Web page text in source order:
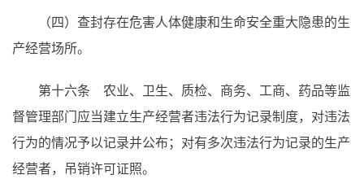
（四）查封存在危害人体健康和生命安全重大隐患的生
产经营场所。
第十六条 农业、卫生、质检、商务、工商、药品等监
督管理部门应当建立生产经营者违法行为记录制度，对违法
行为的情况予以记录并公布；对有多次违法行为记录的生产
经营者，吊销许可证照。